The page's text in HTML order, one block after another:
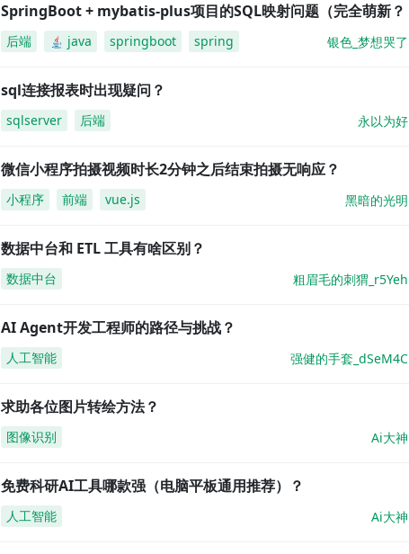
SpringBoot + mybatis-plus项目的SQL映射问题（完全萌新？
后端 java springboot spring 银色_梦想哭了
sql连接报表时出现疑问？
sqlserver 后端 永以为好
微信小程序拍摄视频时长2分钟之后结束拍摄无响应？
小程序 前端 vue.js 黑暗的光明
数据中台和 ETL 工具有啥区别？
数据中台 粗眉毛的刺猬_r5Yeh
AI Agent开发工程师的路径与挑战？
人工智能 强健的手套_dSeM4C
求助各位图片转绘方法？
图像识别 Ai大神
免费科研AI工具哪款强（电脑平板通用推荐）？
人工智能 Ai大神